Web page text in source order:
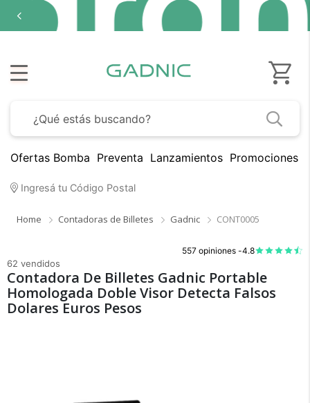
Ofertas Bomba Preventa Lanzamientos Promociones
Ingresá tu Código Postal
Home Contadoras de Billetes Gadnic CONT0005
557 opiniones -4.8
62 vendidos
Contadora De Billetes Gadnic Portable
Homologada Doble Visor Detecta Falsos
Dolares Euros Pesos